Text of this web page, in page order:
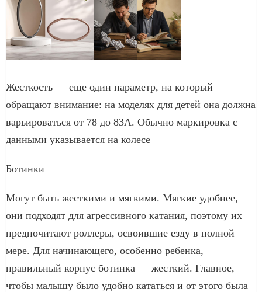
Жесткость — еще один параметр, на который
обращают внимание: на моделях для детей она должна
варьироваться от 78 до 83А. Обычно маркировка с
данными указывается на колесе
Ботинки
Могут быть жесткими и мягкими. Мягкие удобнее,
они подходят для агрессивного катания, поэтому их
предпочитают роллеры, освоившие езду в полной
мере. Для начинающего, особенно ребенка,
правильный корпус ботинка — жесткий. Главное,
чтобы малышу было удобно кататься и от этого была